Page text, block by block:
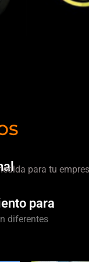
para tu
para
diferentes